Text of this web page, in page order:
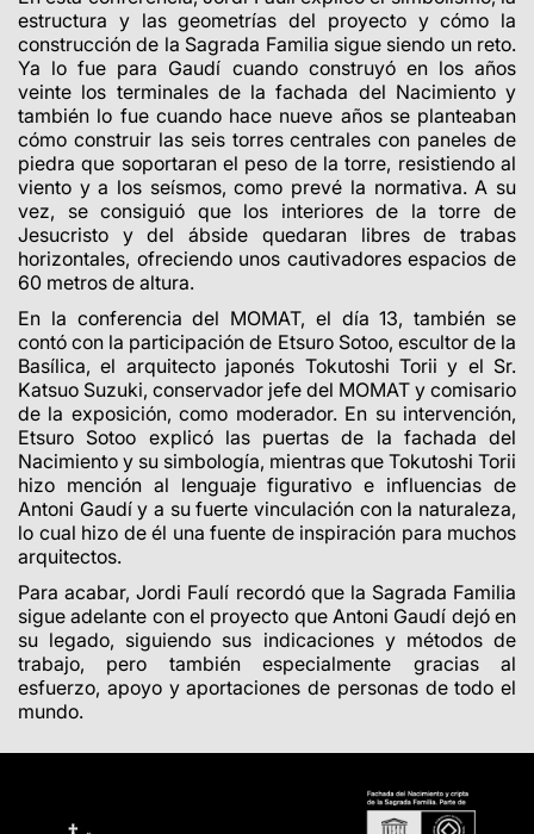
estructura y las geometrías del proyecto y cómo la
construcción de la Sagrada Familia sigue siendo un reto.
Ya lo fue para Gaudí cuando construyó en los años
veinte los terminales de la fachada del Nacimiento y
también lo fue cuando hace nueve años se planteaban
cómo construir las seis torres centrales con paneles de
piedra que soportaran el peso de la torre, resistiendo al
viento y a los seísmos, como prevé la normativa. A su
vez, se consiguió que los interiores de la torre de
Jesucristo y del ábside quedaran libres de trabas
horizontales, ofreciendo unos cautivadores espacios de
60 metros de altura.
En la conferencia del MOMAT, el día 13, también se
contó con la participación de Etsuro Sotoo, escultor de la
Basílica, el arquitecto japonés Tokutoshi Torii y el Sr.
Katsuo Suzuki, conservador jefe del MOMAT y comisario
de la exposición, como moderador. En su intervención,
Etsuro Sotoo explicó las puertas de la fachada del
Nacimiento y su simbología, mientras que Tokutoshi Torii
hizo mención al lenguaje figurativo e influencias de
Antoni Gaudí y a su fuerte vinculación con la naturaleza,
lo cual hizo de él una fuente de inspiración para muchos
arquitectos.
Para acabar, Jordi Faulí recordó que la Sagrada Familia
sigue adelante con el proyecto que Antoni Gaudí dejó en
su legado, siguiendo sus indicaciones y métodos de
trabajo, pero también especialmente gracias al
esfuerzo, apoyo y aportaciones de personas de todo el
mundo.